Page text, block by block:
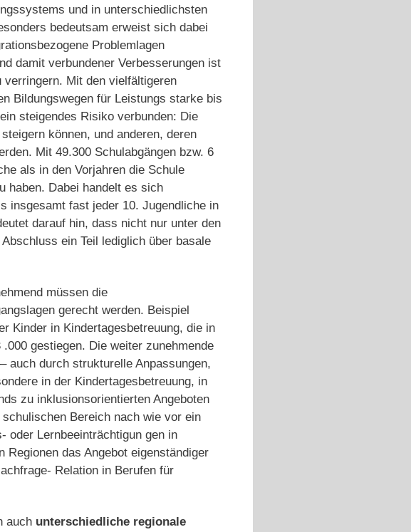
und in unterschiedlichsten
bedeutsam erweist sich dabei
Problemlagen
damit verbundener Verbesserungen ist
verringern. Mit den vielfältigeren
Bildungswegen für Leistungs­ starke bis
steigendes Risiko verbunden: Die
können, und anderen, deren
Mit 49.300 Schul­abgängen bzw. 6
als in den Vorjahren die Schule
haben. Dabei handelt es sich
insgesamt fast je­der 10. Jugendliche in
darauf hin, dass nicht nur unter den
ein Teil lediglich über basale
müssen die
gerecht werden. Beispiel
Kinder in Kindertagesbetreuung, die in
gestiegen. Die weiter zunehmende
auch durch strukturelle Anpassun­gen,
in der Kindertagesbetreu­ung, in
zu inklusionsorientierten Angeboten
Bereich nach wie vor ein
oder Lernbeeinträchtigun­ gen in
das Angebot eigenständiger
Relation in Berufen für
auch unterschiedliche regionale